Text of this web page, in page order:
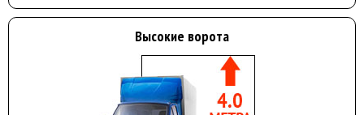
Высокие ворота